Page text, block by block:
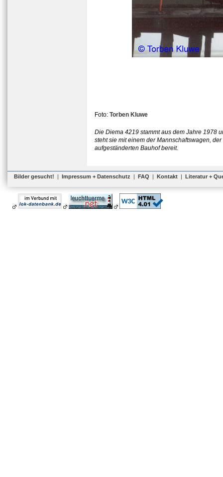
Foto: Torben Kluwe
Die Diema 4219 stammt aus dem Jahre 1978
steht sie mit einem der Mannschaftswagen,
aufgeständerten Bauhof bereit.
Bilder gesucht! | Impressum + Datenschutz | FAQ | Kontakt | Literatur +